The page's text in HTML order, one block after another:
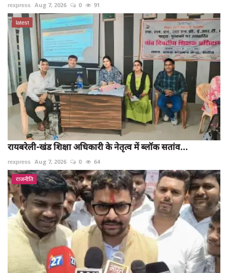
rexpress Aug 7, 2026 0 91
latest
रायबरेली-खंड शिक्षा अधिकारी के नेतृत्व में ब्लॉक सतांव...
rexpress Aug 7, 2026 0 64
राजनीति